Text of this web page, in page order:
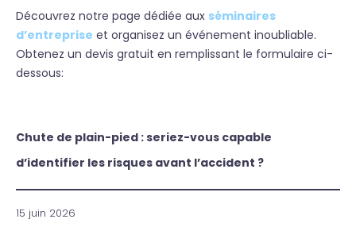
Découvrez notre page dédiée aux séminaires
d’entreprise et organisez un événement inoubliable.
Obtenez un devis gratuit en remplissant le formulaire ci-
dessous:
Chute de plain-pied : seriez-vous capable
d’identifier les risques avant l’accident ?
15 juin 2026